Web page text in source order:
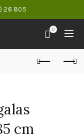
26 805
0
cm